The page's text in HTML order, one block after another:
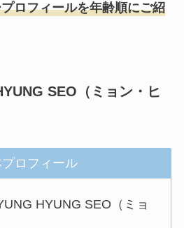
ロフィールを年齢順にご紹
SEO（ミョン・ヒ
ロフィール
HYUNG SEO（ミョ